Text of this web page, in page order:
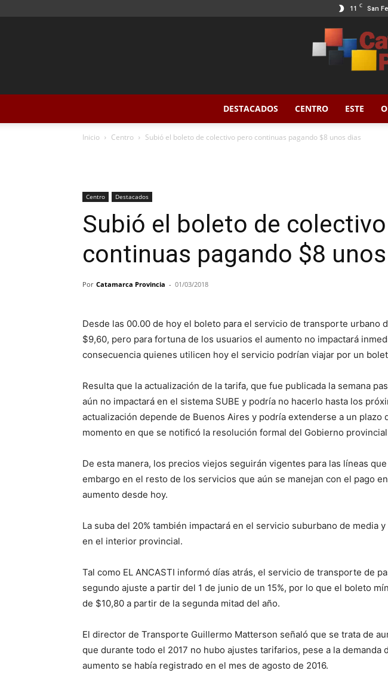
11 C San
DESTACADOS CENTRO ESTE
Inicio Centro Subió el boleto de colectivo pero continuas pagando $8 unos dias
Centro Destacados
Subió el boleto de
continuas pagando $8
Por Catamarca Provincia - 01/03/2018
Desde las 00.00 de hoy el boleto para el servicio de transporte urbano
$9,60, pero para fortuna de los usuarios el aumento no impactará
consecuencia quienes utilicen hoy el servicio podrían viajar por un
Resulta que la actualización de la tarifa, que fue publicada la semana
aún no impactará en el sistema SUBE y podría no hacerlo hasta los
actualización depende de Buenos Aires y podría extenderse a un plazo
momento en que se notificó la resolución formal del Gobierno
De esta manera, los precios viejos seguirán vigentes para las líneas
embargo en el resto de los servicios que aún se manejan con el pago
aumento desde hoy.
La suba del 20% también impactará en el servicio suburbano de media
en el interior provincial.
Tal como EL ANCASTI informó días atrás, el servicio de transporte de
segundo ajuste a partir del 1 de junio de un 15%, por lo que el boleto
de $10,80 a partir de la segunda mitad del año.
El director de Transporte Guillermo Matterson señaló que se trata de
que durante todo el 2017 no hubo ajustes tarifarios, pese a la demanda
aumento se había registrado en el mes de agosto de 2016.